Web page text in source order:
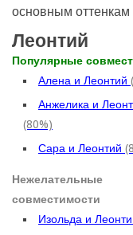
основным
Леонтий
Популярные
Алена и Леонтий
Анжелика и
(80%)
Сара и Леонтий
Нежелательные
совместимости
Изольда и